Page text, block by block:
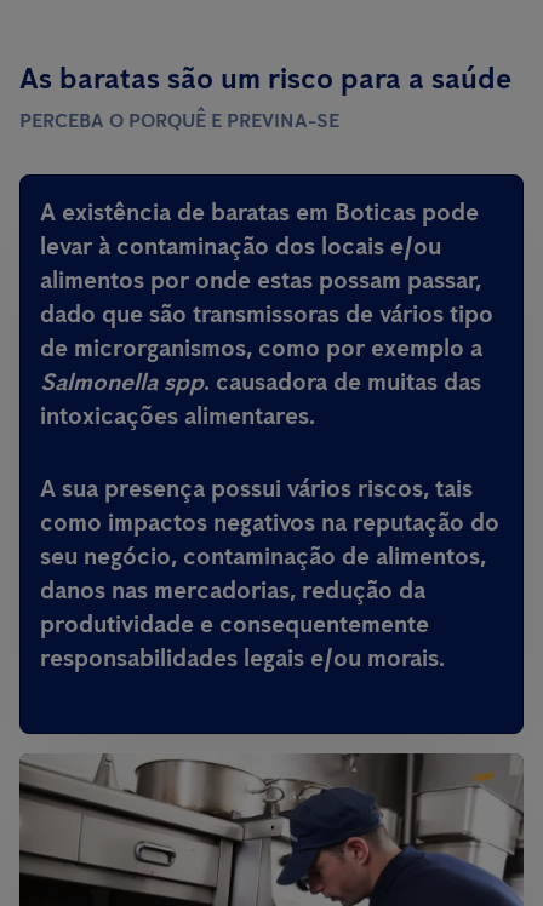
As baratas são um risco para a saúde
PERCEBA O PORQUÊ E PREVINA-SE
A existência de baratas em Boticas pode
levar à contaminação dos locais e/ou
alimentos por onde estas possam passar,
dado que são transmissoras de vários tipo
de microrganismos, como por exemplo a
Salmonella spp. causadora de muitas das
intoxicações alimentares.
A sua presença possui vários riscos, tais
como impactos negativos na reputação do
seu negócio, contaminação de alimentos,
danos nas mercadorias, redução da
produtividade e consequentemente
responsabilidades legais e/ou morais.